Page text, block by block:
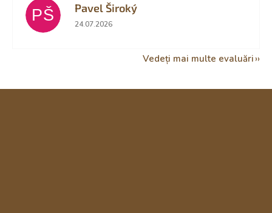
PŠ Pavel Široký
Ratingul magazinului este 5 din 5 stele.
24.07.2026
Vedeți mai multe evaluări